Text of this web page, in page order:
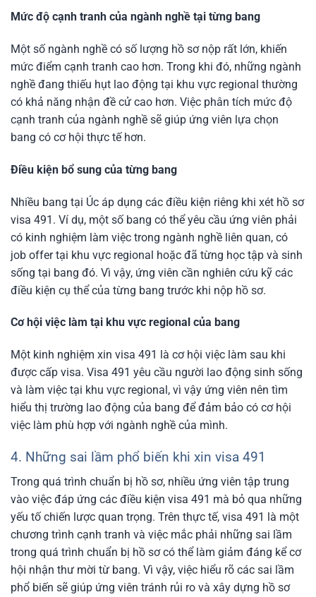
Mức độ cạnh tranh của ngành nghề tại từng bang
Một số ngành nghề có số lượng hồ sơ nộp rất lớn, khiến
mức điểm cạnh tranh cao hơn. Trong khi đó, những ngành
nghề đang thiếu hụt lao động tại khu vực regional thường
có khả năng nhận đề cử cao hơn. Việc phân tích mức độ
cạnh tranh của ngành nghề sẽ giúp ứng viên lựa chọn
bang có cơ hội thực tế hơn.
Điều kiện bổ sung của từng bang
Nhiều bang tại Úc áp dụng các điều kiện riêng khi xét hồ sơ
visa 491. Ví dụ, một số bang có thể yêu cầu ứng viên phải
có kinh nghiệm làm việc trong ngành nghề liên quan, có
job offer tại khu vực regional hoặc đã từng học tập và sinh
sống tại bang đó. Vì vậy, ứng viên cần nghiên cứu kỹ các
điều kiện cụ thể của từng bang trước khi nộp hồ sơ.
Cơ hội việc làm tại khu vực regional của bang
Một kinh nghiệm xin visa 491 là cơ hội việc làm sau khi
được cấp visa. Visa 491 yêu cầu người lao động sinh sống
và làm việc tại khu vực regional, vì vậy ứng viên nên tìm
hiểu thị trường lao động của bang để đảm bảo có cơ hội
việc làm phù hợp với ngành nghề của mình.
4. Những sai lầm phổ biến khi xin visa 491
Trong quá trình chuẩn bị hồ sơ, nhiều ứng viên tập trung
vào việc đáp ứng các điều kiện visa 491 mà bỏ qua những
yếu tố chiến lược quan trọng. Trên thực tế, visa 491 là một
chương trình cạnh tranh và việc mắc phải những sai lầm
trong quá trình chuẩn bị hồ sơ có thể làm giảm đáng kể cơ
hội nhận thư mời từ bang. Vì vậy, việc hiểu rõ các sai lầm
phổ biến sẽ giúp ứng viên tránh rủi ro và xây dựng hồ sơ